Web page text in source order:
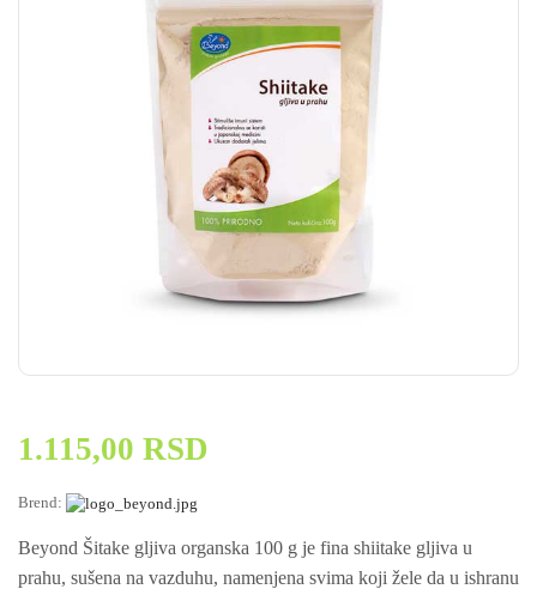
1.115,00 RSD
Brend:
Beyond Šitake gljiva organska 100 g je fina shiitake gljiva u
prahu, sušena na vazduhu, namenjena svima koji žele da u ishranu